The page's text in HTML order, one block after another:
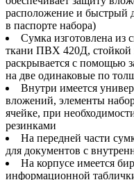
расположение и быстрый
в паспорте набора)
Сумка изготовлена из
ткани ПВХ 420Д, стойкой
раскрывается с помощью
на две одинаковые по
Внутри имеется
вложений, элементы
ячейке, при
резинками
На передней части
для документов с
На корпусе имеется
информационной